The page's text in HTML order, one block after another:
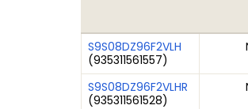
S9S08DZ96F2VLH
(935311561557)
S9S08DZ96F2VLHR
(935311561528)